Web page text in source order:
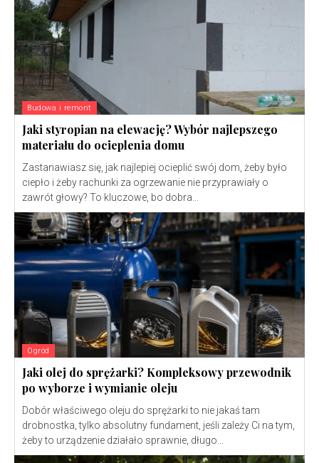
Budowa i remont
Jaki styropian na elewację? Wybór najlepszego
materiału do ocieplenia domu
Zastanawiasz się, jak najlepiej ocieplić swój dom, żeby było
ciepło i żeby rachunki za ogrzewanie nie przyprawiały o
zawrót głowy? To kluczowe, bo dobra...
Ogród
Jaki olej do sprężarki? Kompleksowy przewodnik
po wyborze i wymianie oleju
Dobór właściwego oleju do sprężarki to nie jakaś tam
drobnostka, tylko absolutny fundament, jeśli zależy Ci na tym,
żeby to urządzenie działało sprawnie, długo...